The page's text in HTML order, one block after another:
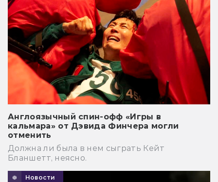
Англоязычный спин-офф «Игры в
кальмара» от Дэвида Финчера могли
отменить
Должна ли была в нем сыграть Кейт
Бланшетт, неясно.
Новости